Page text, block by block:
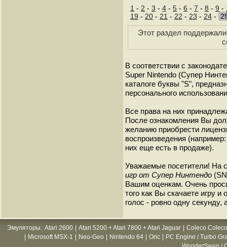
1 - 2 - 3 - 4 - 5 - 6 - 7 - 8 - 9 -
19 - 20 - 21 - 22 - 23 - 24 -
Этот раздел
В соответствии с
Super Nintendo (Супер
каталоге буквы "S",
персонального
Все права на них
После ознакомления Вы
желанию приобрести
воспроизведения
них еще есть в продаже).
Уважаемые посетители! На
игр от Супер Нинтендо
Вашим оценкам. Очень
того как Вы скачаете игру
голос - ровно одну
Эмуляторы : Atari 2600 Atari 5200 + Atari 7800 + Atari Jaguar
Coleco
Microsoft MSX-1 Neo-Geo Nintendo 64 Oric
PC Engine / Turbo